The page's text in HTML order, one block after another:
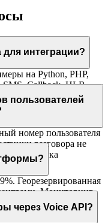
интеграции?
на Python, PHP,
SMS, Callback, HLR.
пользователей
номер пользователя
разговора не
— механика
Георезервированная
Мониторинг
через Voice API?